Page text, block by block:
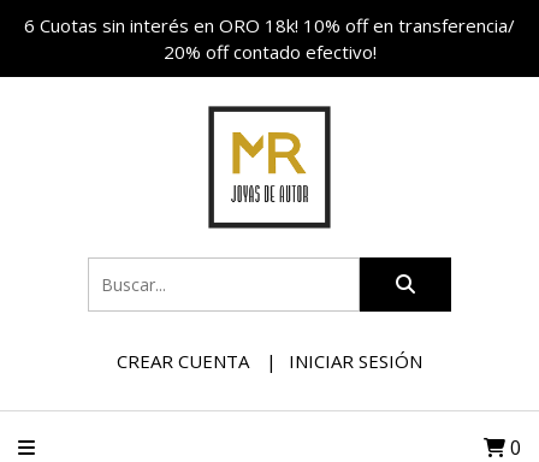
6 Cuotas sin interés en ORO 18k! 10% off en transferencia/
20% off contado efectivo!
CREAR CUENTA INICIAR SESIÓN
0